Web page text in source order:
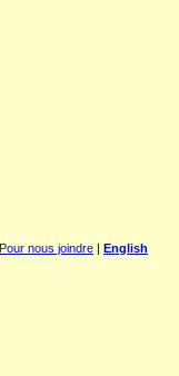
Pour nous joindre English